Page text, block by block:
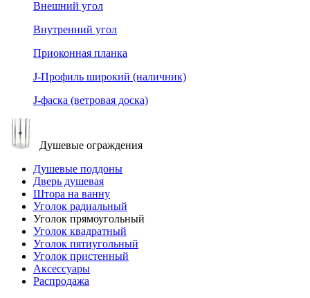
Внешний угол
Внутренний угол
Приоконная планка
J-Профиль широкий (наличник)
J-фаска (ветровая доска)
Душевые ограждения
Душевые поддоны
Дверь душевая
Штора на ванну
Уголок радиальный
Уголок прямоугольный
Уголок квадратный
Уголок пятиугольный
Уголок пристенный
Аксессуары
Распродажа